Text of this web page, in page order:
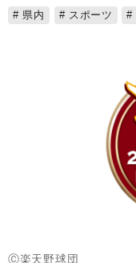
県内
スポーツ
Ⓒ楽天野球団